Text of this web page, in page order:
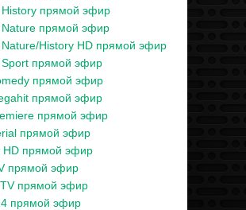
History прямой эфир
Nature прямой эфир
Nature/History HD прямой эфир
Sport прямой эфир
прямой эфир
прямой эфир
прямой эфир
прямой эфир
HD прямой эфир
прямой эфир
прямой эфир
прямой эфир